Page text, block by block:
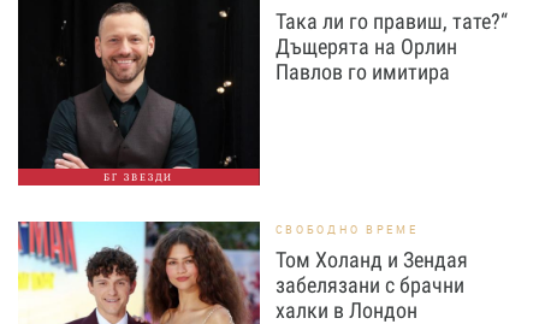
БГ ЗВЕЗДИ
Така ли го правиш, тате?“
Дъщерята на Орлин
Павлов го имитира
СВОБОДНО ВРЕМЕ
Том Холанд и Зендая
забелязани с брачни
халки в Лондон